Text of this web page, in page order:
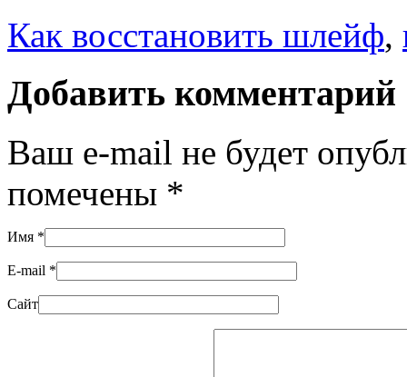
Как восстановить шлейф,
Добавить комментарий
Ваш e-mail не будет
помечены *
Имя *
E-mail *
Сайт